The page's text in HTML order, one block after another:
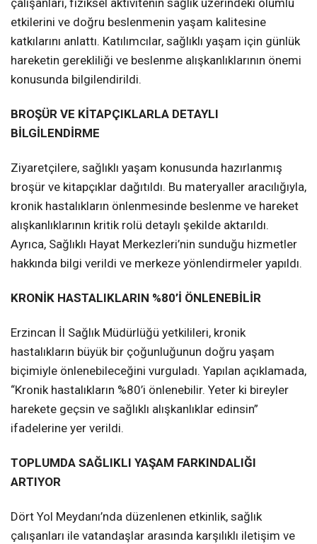
etkilerini ve doğru beslenmenin yaşam kalitesine
katkılarını anlattı. Katılımcılar, sağlıklı yaşam için günlük
hareketin gerekliliği ve beslenme alışkanlıklarının önemi
konusunda bilgilendirildi.
BROŞÜR VE KİTAPÇIKLARLA DETAYLI
BİLGİLENDİRME
Ziyaretçilere, sağlıklı yaşam konusunda hazırlanmış
broşür ve kitapçıklar dağıtıldı. Bu materyaller aracılığıyla,
kronik hastalıkların önlenmesinde beslenme ve hareket
alışkanlıklarının kritik rolü detaylı şekilde aktarıldı.
Ayrıca, Sağlıklı Hayat Merkezleri’nin sunduğu hizmetler
hakkında bilgi verildi ve merkeze yönlendirmeler yapıldı.
KRONİK HASTALIKLARIN %80’İ ÖNLENEBİLİR
Erzincan İl Sağlık Müdürlüğü yetkilileri, kronik
hastalıkların büyük bir çoğunluğunun doğru yaşam
biçimiyle önlenebileceğini vurguladı. Yapılan açıklamada,
“Kronik hastalıkların %80’i önlenebilir. Yeter ki bireyler
harekete geçsin ve sağlıklı alışkanlıklar edinsin”
ifadelerine yer verildi.
TOPLUMDA SAĞLIKLI YAŞAM FARKINDALIĞI
ARTIYOR
Dört Yol Meydanı’nda düzenlenen etkinlik, sağlık
çalışanları ile vatandaşlar arasında karşılıklı iletişim ve